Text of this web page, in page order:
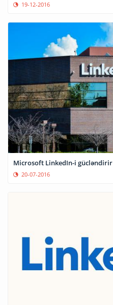
19-12-2016
Microsoft LinkedIn-i gücləndirir
20-07-2016